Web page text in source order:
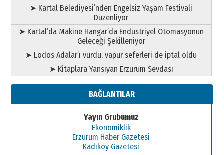
➤ Kartal Belediyesi’nden Engelsiz Yaşam Festivali
Düzenliyor
➤ Kartal’da Makine Hangar’da Endüstriyel Otomasyonun
Geleceği Şekilleniyor
➤ Lodos Adalar’ı vurdu, vapur seferleri de iptal oldu
➤ Kitaplara Yansıyan Erzurum Sevdası
BAĞLANTILAR
Yayın Grubumuz
Ekonomiklik
Erzurum Haber Gazetesi
Kadıköy Gazetesi